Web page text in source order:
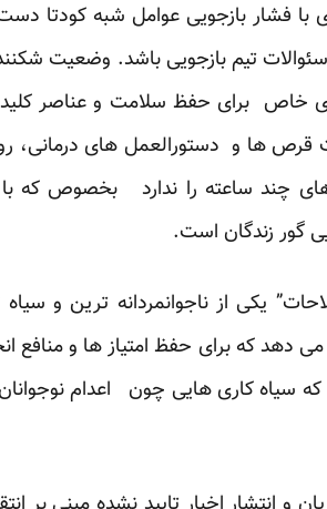
با فشار بازجویی عوامل شبه کودتا
تیم بازجویی باشد. وضعیت
خاص برای حفظ سلامت و عناصر
ها و دستورالعمل های درمانی،
چند ساعته را ندارد بخصوص که
گور زندگان است.
یکی از ناجوانمردانه ترین و
دهد که برای حفظ امتیاز ها و
سیاه کاری هایی چون اعدام نوجوانان